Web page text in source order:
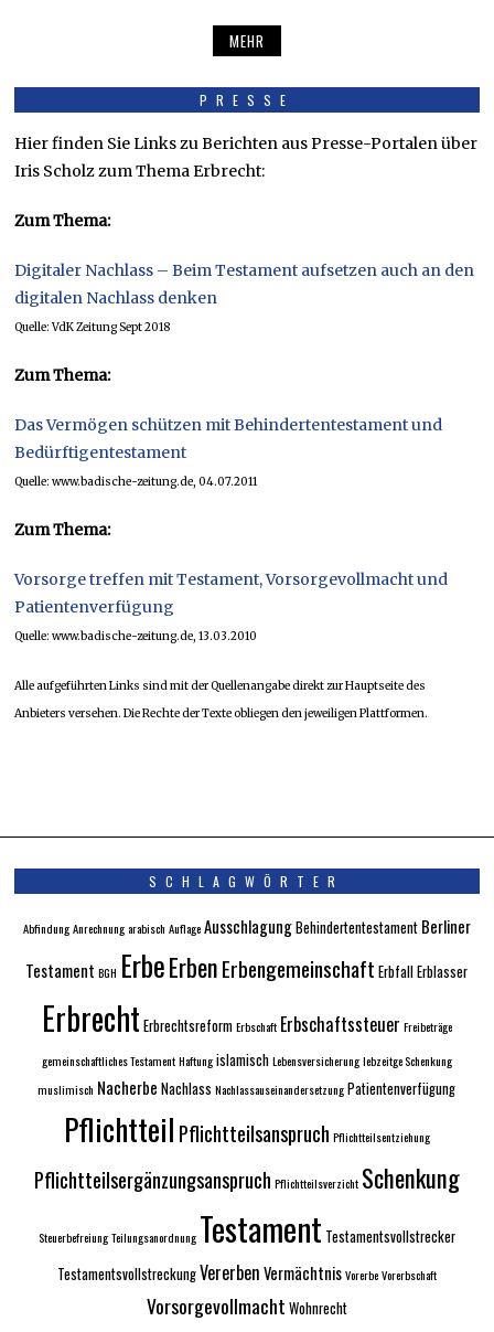
MEHR
PRESSE
Hier finden Sie Links zu Berichten aus Presse-Portalen über
Iris Scholz zum Thema Erbrecht:
Zum Thema:
Digitaler Nachlass – Beim Testament aufsetzen auch an den
digitalen Nachlass denken
Quelle: VdK Zeitung Sept 2018
Zum Thema:
Das Vermögen schützen mit Behindertentestament und
Bedürftigentestament
Quelle: www.badische-zeitung.de, 04.07.2011
Zum Thema:
Vorsorge treffen mit Testament, Vorsorgevollmacht und
Patientenverfügung
Quelle: www.badische-zeitung.de, 13.03.2010
Alle aufgeführten Links sind mit der Quellenangabe direkt zur Hauptseite des
Anbieters versehen. Die Rechte der Texte obliegen den jeweiligen Plattformen.
SCHLAGWÖRTER
AbfindungAnrechnungarabisch AuflageAusschlagungBehindertentestament Berliner
Testament BGH ErbeErbenErbengemeinschaft ErbfallErblasser
Erbrecht ErbrechtsreformErbschaft Erbschaftssteuer Freibeträge
gemeinschaftliches TestamentHaftungislamischLebensversicherunglebzeitge Schenkung
muslimisch Nacherbe Nachlass NachlassauseinandersetzungPatientenverfügung
Pflichtteil Pflichtteilsanspruch Pflichtteilsentziehung
Pflichtteilsergänzungsanspruch Pflichtteilsverzicht Schenkung
SteuerbefreiungTeilungsanordnung Testament Testamentsvollstrecker
TestamentsvollstreckungVererbenVermächtnisVorerbeVorerbschaft
Vorsorgevollmacht Wohnrecht